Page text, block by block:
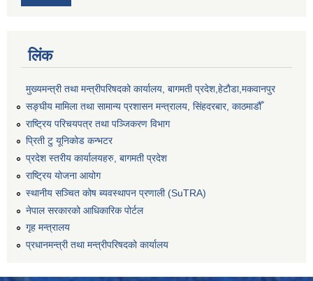
लिंक
मुख्यमन्त्री तथा मन्त्रीपरिषदको कार्यालय, बागमती प्रदेश,हेटाैडा,मकवानपुर
सङ्‍घीय मामिला तथा सामान्य प्रशासन मन्त्रालय, सिंहदरबार, काठमाडौँ
राष्ट्रिय परिचयपत्र तथा पञ्जिकरण विभाग
प्रिती टु यूनिकोड कन्भटर
प्रदेश स्तरीय कार्यालयहरु, बागमती प्रदेश
राष्ट्रिय योजना आयोग
स्थानीय सञ्चित कोष ब्यवस्थापन प्रणाली (SuTRA)
नेपाल सरकारको आधिकारिक पोर्टल
गृह मन्त्रालय
प्रधानमन्त्री तथा मन्त्रीपरिषदको कार्यालय